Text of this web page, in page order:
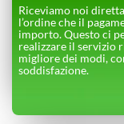
Riceviamo noi
l’ordine che il
importo. Questo ci
realizzare il servizio
migliore dei modi,
soddisfazione.